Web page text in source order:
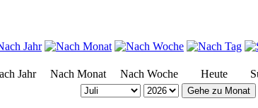
Jahr Nach Monat Nach Woche Heute
Gehe zu Monat